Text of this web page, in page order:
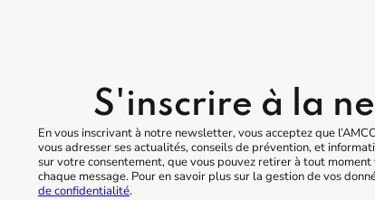
S'inscrire à la
En vous inscrivant à notre newsletter, vous acceptez que
vous adresser ses actualités, conseils de prévention, et
sur votre consentement, que vous pouvez retirer à tout
chaque message. Pour en savoir plus sur la gestion de vos
de confidentialité.